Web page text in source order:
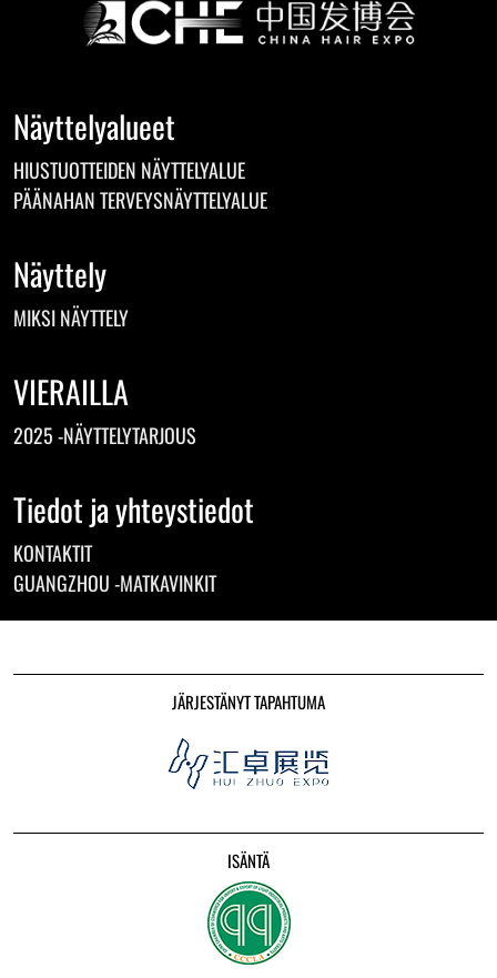
Näyttelyalueet
HIUSTUOTTEIDEN NÄYTTELYALUE
PÄÄNAHAN TERVEYSNÄYTTELYALUE
Näyttely
MIKSI NÄYTTELY
VIERAILLA
2025 -NÄYTTELYTARJOUS
Tiedot ja yhteystiedot
KONTAKTIT
GUANGZHOU -MATKAVINKIT
JÄRJESTÄNYT TAPAHTUMA
ISÄNTÄ